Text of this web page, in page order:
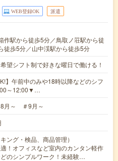
WEB登録OK 派遣
作駅から徒歩5分／鳥取ノ荘駅から徒
徒歩5分／山中渓駅から徒歩5分
望シフト制で好きな曜日で働ける！
】午前中のみや18時以降などのシフ
～12:00▼…
8月～ ＃9月～
ング・検品、商品管理）
！オフィスなど室内のカンタン軽作
のシンプルワーク！未経験…